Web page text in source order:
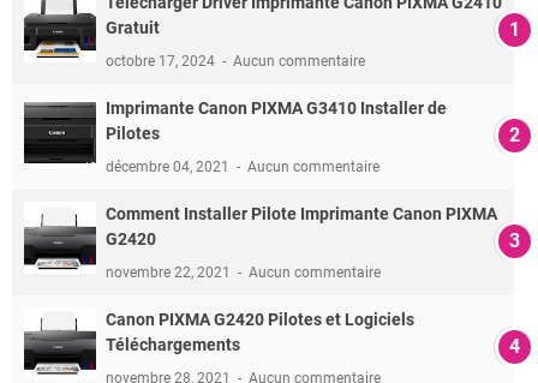
Gratuit
octobre 17, 2024 Aucun commentaire
Imprimante Canon PIXMA G3410 Installer de
Pilotes
décembre 04, 2021 Aucun commentaire
Comment Installer Pilote Imprimante Canon PIXMA
G2420
novembre 22, 2021 Aucun commentaire
Canon PIXMA G2420 Pilotes et Logiciels
Téléchargements
novembre 28, 2021 Aucun commentaire